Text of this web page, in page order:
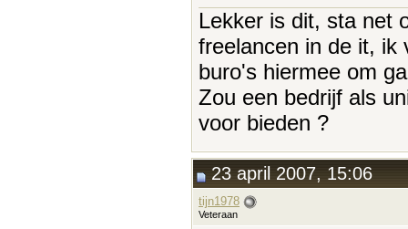
Lekker is dit, sta net
freelancen in de it, ik
buro's hiermee om
Zou een bedrijf als
voor bieden ?
23 april 2007, 15:06
tijn1978
Veteraan